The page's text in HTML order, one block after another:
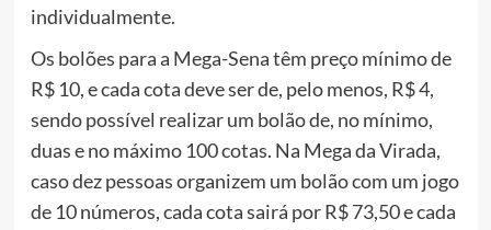
individualmente.
Os bolões para a Mega-Sena têm preço mínimo de
R$ 10, e cada cota deve ser de, pelo menos, R$ 4,
sendo possível realizar um bolão de, no mínimo,
duas e no máximo 100 cotas. Na Mega da Virada,
caso dez pessoas organizem um bolão com um jogo
de 10 números, cada cota sairá por R$ 73,50 e cada